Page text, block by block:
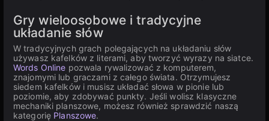
Gry wieloosobowe i tradycyjne
układanie słów
W tradycyjnych grach polegających na układaniu słów
używasz kafelków z literami, aby tworzyć wyrazy na siatce.
Words Online pozwala rywalizować z komputerem,
znajomymi lub graczami z całego świata. Otrzymujesz
siedem kafelków i musisz układać słowa w pionie lub
poziomie, aby zdobywać punkty. Jeśli wolisz klasyczne
mechaniki planszowe, możesz również sprawdzić naszą
kategorię Planszowe.